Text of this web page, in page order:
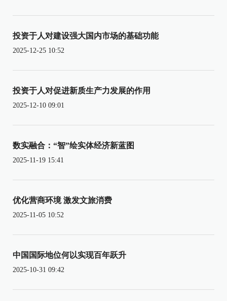
投资于人对建设强大国内市场的基础功能
2025-12-25 10:52
投资于人对促进新质生产力发展的作用
2025-12-10 09:01
数实融合：“智”绘实体经济新蓝图
2025-11-19 15:41
优化营商环境 激发文旅消费
2025-11-05 10:52
中国国际地位何以实现百年跃升
2025-10-31 09:42